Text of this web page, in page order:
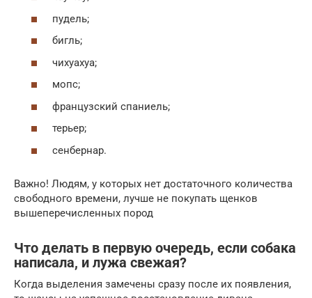
пудель;
бигль;
чихуахуа;
мопс;
французский спаниель;
терьер;
сенбернар.
Важно! Людям, у которых нет достаточного количества
свободного времени, лучше не покупать щенков
вышеперечисленных пород
Что делать в первую очередь, если собака
написала, и лужа свежая?
Когда выделения замечены сразу после их появления,